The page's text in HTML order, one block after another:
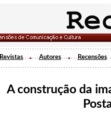
Revistas Autores Recensões
A construção da